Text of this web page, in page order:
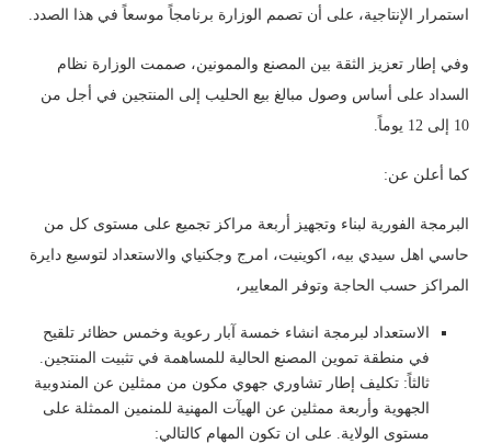
استمرار الإنتاجية، على أن تصمم الوزارة برنامجاً موسعاً في هذا الصدد.
وفي إطار تعزيز الثقة بين المصنع والممونين، صممت الوزارة نظام
السداد على أساس وصول مبالغ بيع الحليب إلى المنتجين في أجل من
10 إلى 12 يوماً.
كما أعلن عن:
⁠البرمجة الفورية لبناء وتجهيز أربعة مراكز تجميع على مستوى كل من
حاسي اهل سيدي بيه، اكوينيت، امرج وجكنياي والاستعداد لتوسيع دايرة
المراكز حسب الحاجة وتوفر المعايير،
⁠الاستعداد لبرمجة انشاء خمسة آبار رعوية وخمس حظائر تلقيح
في منطقة تموين المصنع الحالية للمساهمة في تثبيت المنتجين.
ثالثاً: تكليف إطار تشاوري جهوي مكون من ممثلين عن المندوبية
الجهوية وأربعة ممثلين عن الهيآت المهنية للمنمين الممثلة على
مستوى الولاية. على ان تكون المهام كالتالي: